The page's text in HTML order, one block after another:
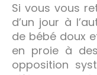
Si vous vous
d’un jour à
de bébé doux
en proie à
opposition